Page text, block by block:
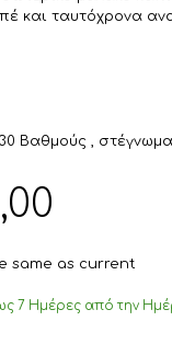
και ταυτόχρονα
Βαθμούς ,
€24,00.
same as current
7 Ημέρες από την